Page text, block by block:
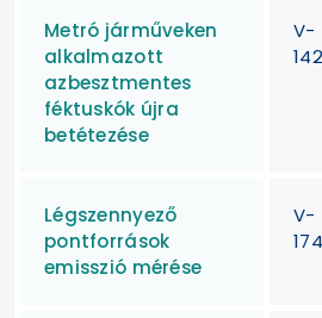
Metró járműveken
alkalmazott
azbesztmentes
féktuskók újra
betétezése
V-
Légszennyező
pontforrások
emisszió mérése
V-